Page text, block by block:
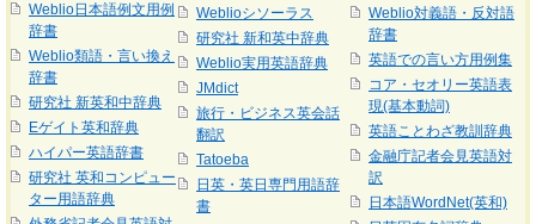
Weblio日本語例文用例
辞書
Weblio類語・言い換え
辞書
研究社 新英和中辞典
Eゲイト英和辞典
ハイパー英語辞書
研究社 英和コンピュー
ター用語辞典
Weblioシソーラス
研究社 新和英中辞典
Weblio実用英語辞典
JMdict
旅行・ビジネス英会話
翻訳
Tatoeba
日英・英日専門用語辞
書
Weblio対義語・反対語
辞書
英語での言い方用例集
コア・セオリー英語表
現(基本動詞)
英語ことわざ教訓辞典
金融庁記者会見英語対
訳
日本語WordNet(英和)